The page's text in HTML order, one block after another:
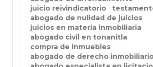
juicio reivindicatorio
abogado de nulidad de juicios
juicios en materia inmobiliaria
abogado civil en tonanitla
compra de inmuebles
abogado de derecho inmobiliario